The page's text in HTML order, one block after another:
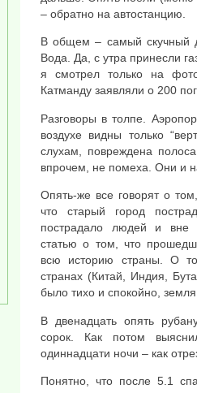
– обратно на автостанцию.
В общем – самый скучный
Вода. Да, с утра принесли
я смотрел только на
Катманду заявляли о 200
Разговоры в толпе.
воздухе видны только
слухам, повреждена
впрочем, не помеха. Они и
Опять-же все говорят о
что старый город
пострадало людей и вне
статью о том, что
всю историю страны. О
странах (Китай, Индия,
было тихо и спокойно,
В двенадцать опять
сорок. Как потом
одиннадцати ночи – как
Понятно, что после 5.1